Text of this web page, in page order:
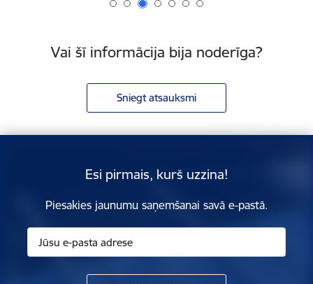
Vai šī informācija bija noderīga?
Sniegt atsauksmi
Esi pirmais, kurš uzzina!
Piesakies jaunumu saņemšanai savā e-pastā.